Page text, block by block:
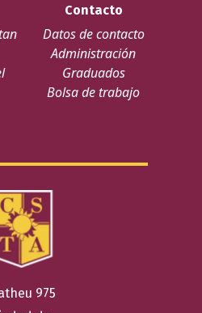
Contacto
Datos de contacto
Administración
Graduados
Bolsa de trabajo
975